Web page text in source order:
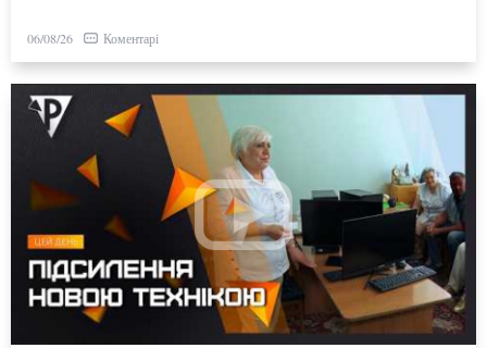
06/08/26 Коментарі